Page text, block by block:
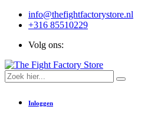
info@thefightfactorystore.nl
+316 85510229
Volg ons:
Inloggen